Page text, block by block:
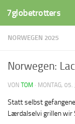
Zum Inhalt springen
7globetrotters
NORWEGEN 2025
Norwegen:
VON TOM · MONTAG,
Statt selbst
Lærdalselvi grillen